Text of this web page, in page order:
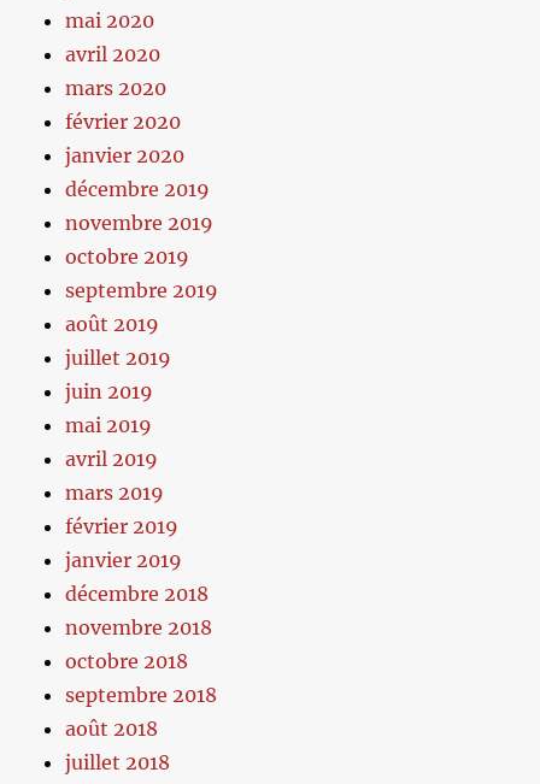
mai 2020
avril 2020
mars 2020
février 2020
janvier 2020
décembre 2019
novembre 2019
octobre 2019
septembre 2019
août 2019
juillet 2019
juin 2019
mai 2019
avril 2019
mars 2019
février 2019
janvier 2019
décembre 2018
novembre 2018
octobre 2018
septembre 2018
août 2018
juillet 2018